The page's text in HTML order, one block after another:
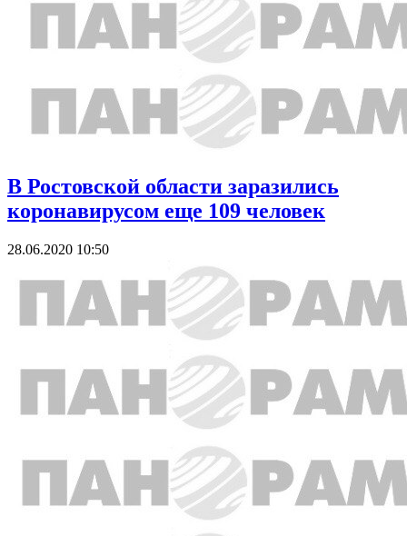
В Ростовской области заразились
коронавирусом еще 109 человек
28.06.2020 10:50